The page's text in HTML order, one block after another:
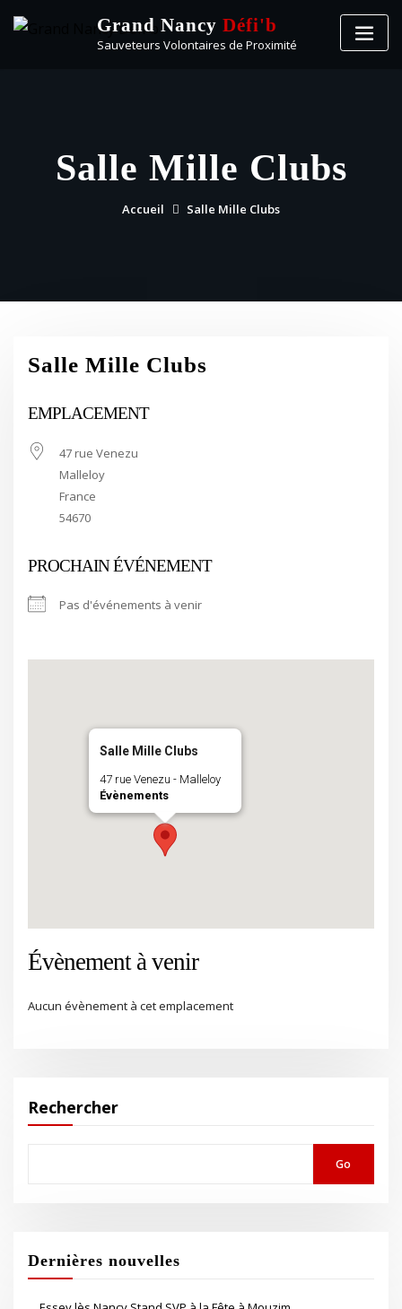
Grand Nancy Défi'b
Sauveteurs Volontaires de Proximité
Salle Mille Clubs
Accueil Salle Mille Clubs
Salle Mille Clubs
EMPLACEMENT
47 rue Venezu
Malleloy
France
54670
PROCHAIN ÉVÉNEMENT
Pas d'événements à venir
Salle Mille Clubs
47 rue Venezu - Malleloy
Évènements
Évènement à venir
Aucun évènement à cet emplacement
Rechercher
Go
Dernières nouvelles